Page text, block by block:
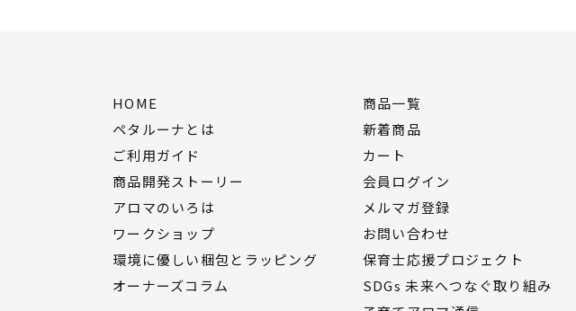
HOME
ペタルーナとは
ご利用ガイド
商品開発ストーリー
アロマのいろは
ワークショップ
環境に優しい梱包とラッピング
オーナーズコラム
商品一覧
新着商品
カート
会員ログイン
メルマガ登録
お問い合わせ
保育士応援プロジェクト
SDGs 未来へつなぐ取り組み